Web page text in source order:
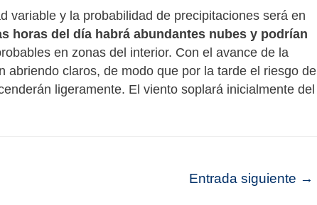
variable y la probabilidad de precipitaciones será en
horas del día habrá abundantes nubes y podrían
en zonas del interior. Con el avance de la
abriendo claros, de modo que por la tarde el riesgo de
ligeramente. El viento soplará inicialmente del
Entrada siguiente →